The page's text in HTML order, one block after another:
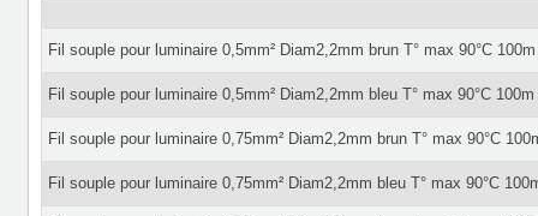
Fil souple pour luminaire 0,5mm² Diam2,2mm brun T° max 90°C
Fil souple pour luminaire 0,5mm² Diam2,2mm bleu T° max 90°C
Fil souple pour luminaire 0,75mm² Diam2,2mm brun T° max 90°C
Fil souple pour luminaire 0,75mm² Diam2,2mm bleu T° max 90°C